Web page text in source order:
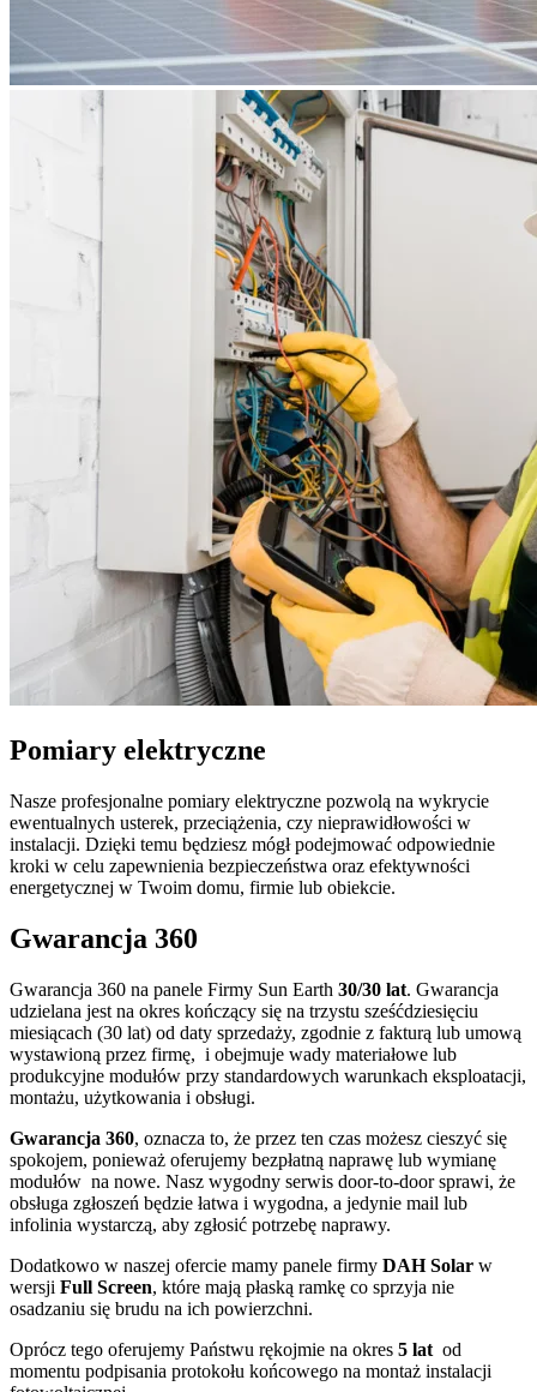
Pomiary elektryczne
Nasze profesjonalne pomiary elektryczne pozwolą na wykrycie
ewentualnych usterek, przeciążenia, czy nieprawidłowości w
instalacji. Dzięki temu będziesz mógł podejmować odpowiednie
kroki w celu zapewnienia bezpieczeństwa oraz efektywności
energetycznej w Twoim domu, firmie lub obiekcie.
Gwarancja 360
Gwarancja 360 na panele Firmy Sun Earth 30/30 lat. Gwarancja
udzielana jest na okres kończący się na trzystu sześćdziesięciu
miesiącach (30 lat) od daty sprzedaży, zgodnie z fakturą lub umową
wystawioną przez firmę, i obejmuje wady materiałowe lub
produkcyjne modułów przy standardowych warunkach eksploatacji,
montażu, użytkowania i obsługi.
Gwarancja 360, oznacza to, że przez ten czas możesz cieszyć się
spokojem, ponieważ oferujemy bezpłatną naprawę lub wymianę
modułów na nowe. Nasz wygodny serwis door-to-door sprawi, że
obsługa zgłoszeń będzie łatwa i wygodna, a jedynie mail lub
infolinia wystarczą, aby zgłosić potrzebę naprawy.
Dodatkowo w naszej ofercie mamy panele firmy DAH Solar w
wersji Full Screen, które mają płaską ramkę co sprzyja nie
osadzaniu się brudu na ich powierzchni.
Oprócz tego oferujemy Państwu rękojmie na okres 5 lat od
momentu podpisania protokołu końcowego na montaż instalacji